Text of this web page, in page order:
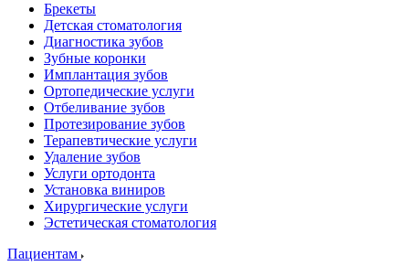
Брекеты
Детская стоматология
Диагностика зубов
Зубные коронки
Имплантация зубов
Ортопедические услуги
Отбеливание зубов
Протезирование зубов
Терапевтические услуги
Удаление зубов
Услуги ортодонта
Установка виниров
Хирургические услуги
Эстетическая стоматология
Пациентам